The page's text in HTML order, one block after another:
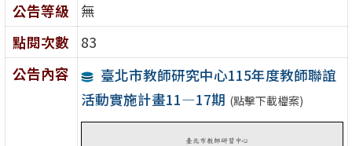
公告等級
無
點閱次數
83
公告內容
臺北市教師研究中心115年度教師聯誼
活動實施計畫11—17期 (點擊下載檔案)